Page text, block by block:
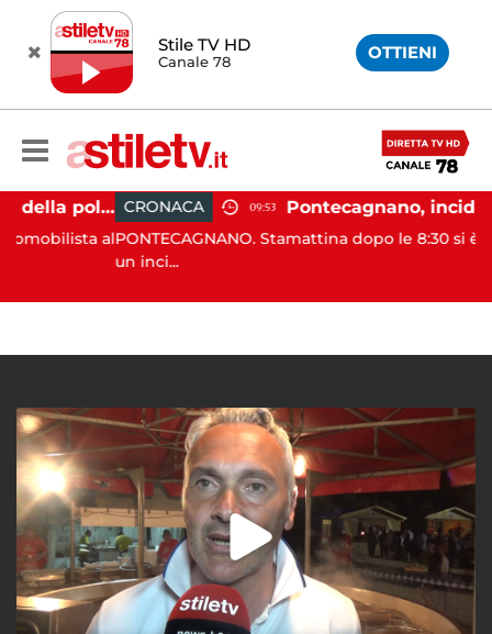
Stile TV HD
Canale 78 OTTIENI
Castellabate, agente della polizia locale aggredito per una multa: turista denunciato
al
CRONACA 09:53
PONTECAGNANO. Stamattina dopo le 8:30 si è
un inci...